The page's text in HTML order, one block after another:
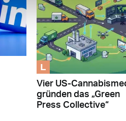
L
Vier US-
gründen das „Green
Press Collective“